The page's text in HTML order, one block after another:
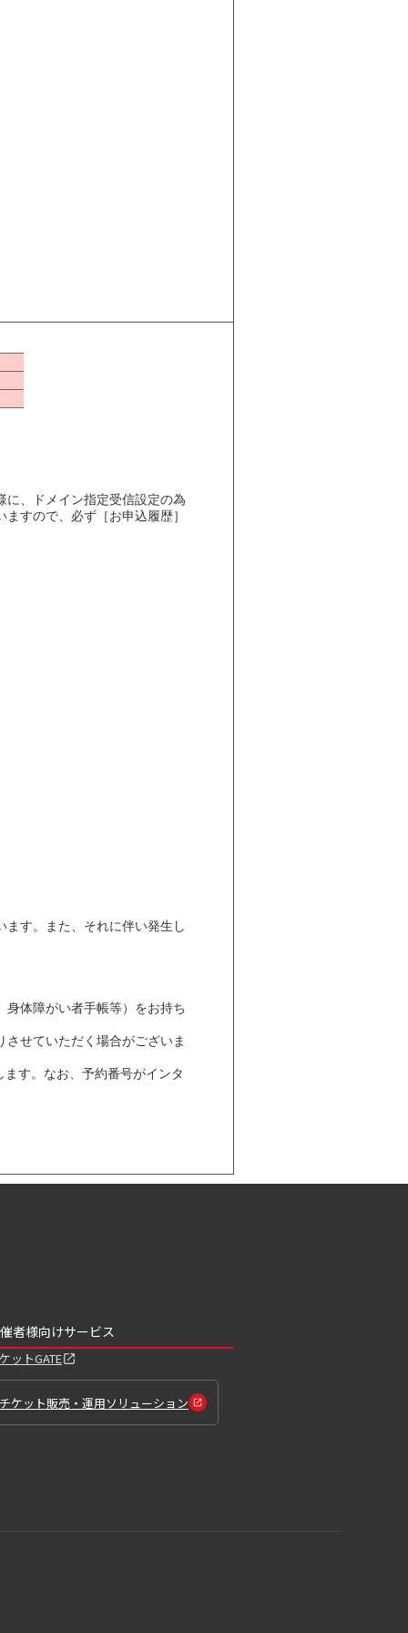
、ドメイン指定受信設定の為
すので、必ず［お申込履歴］
す。また、それに伴い発生し
身体障がい者手帳等）をお持ち
せていただく場合がございま
す。なお、予約番号がインタ
者様向けサービス
ットGATE
チケット販売・運用ソリューション